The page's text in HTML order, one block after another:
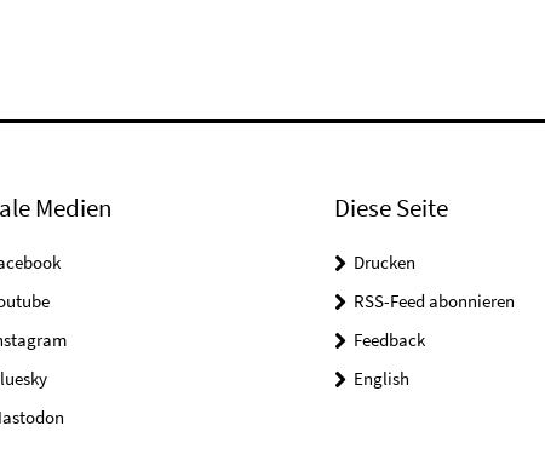
Medien Diese Seite
Drucken
RSS-Feed abonnieren
Feedback
English